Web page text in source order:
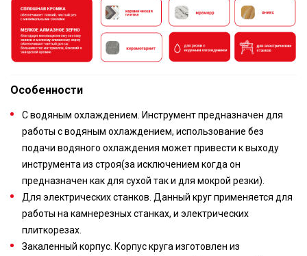
Особенности
С водяным охлаждением. Инструмент предназначен для
работы с водяным охлаждением, использование без
подачи водяного охлаждения может привести к выходу
инструмента из строя(за исключением когда он
предназначен как для сухой так и для мокрой резки).
Для электрических станков. Данный круг применяется для
работы на камнерезных станках, и электрических
плиткорезах.
Закаленный корпус. Корпус круга изготовлен из